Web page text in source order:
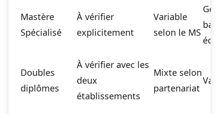
Mastère
Spécialisé
À vérifier
explicitement
Variable
selon le MS
Doubles
diplômes
À vérifier avec les
deux
établissements
Mixte selon
partenariat